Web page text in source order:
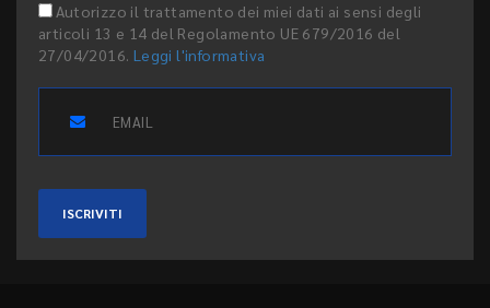
Autorizzo il trattamento dei miei dati ai sensi degli
articoli 13 e 14 del Regolamento UE 679/2016 del
27/04/2016. Leggi l'informativa
ISCRIVITI